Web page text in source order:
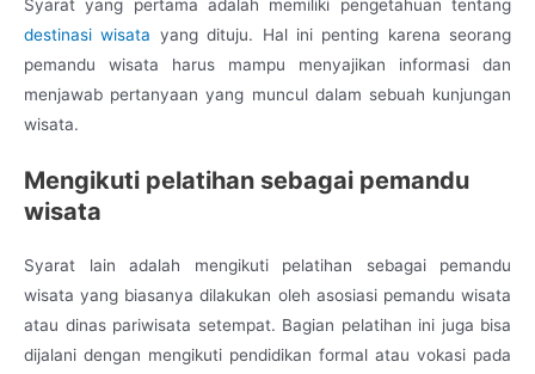
Syarat yang pertama adalah memiliki pengetahuan tentang
destinasi wisata yang dituju. Hal ini penting karena seorang
pemandu wisata harus mampu menyajikan informasi dan
menjawab pertanyaan yang muncul dalam sebuah kunjungan
wisata.
Mengikuti pelatihan sebagai pemandu
wisata
Syarat lain adalah mengikuti pelatihan sebagai pemandu
wisata yang biasanya dilakukan oleh asosiasi pemandu wisata
atau dinas pariwisata setempat. Bagian pelatihan ini juga bisa
dijalani dengan mengikuti pendidikan formal atau vokasi pada